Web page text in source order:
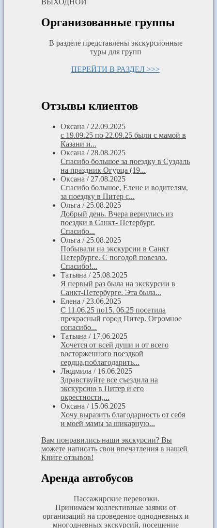
Организованные группы
В разделе представлены экскурсионные
туры для групп
ПЕРЕЙТИ В РАЗДЕЛ >>>
Отзывы клиентов
Оксана / 22.09.2025
с 19.09.25 по 22.09.25 были с мамой в
Казани и...
Оксана / 28.08.2025
Спасибо большое за поездку в Суздаль
на праздник Огурца (19...
Оксана / 27.08.2025
Спасибо большое, Елене и водителям,
за поездку в Питер с...
Ольга / 25.08.2025
Добрый день. Вчера вернулись из
поездки в Санкт- Петербург.
Спасибо...
Ольга / 25.08.2025
Побывали на экскурсии в Санкт
Петербурге. С погодой повезло.
Спасибо!...
Татьяна / 25.08.2025
Я первый раз была на экскурсии в
Санкт-Петербурге. Эта была...
Елена / 23.06.2025
С 11.06.25 по15. 06.25 посетила
прекрасный город Питер. Огромное
сопасибо...
Татьяна / 17.06.2025
Хочется от всей души и от всего
восторженного поездкой
сердца,поблагодарить...
Людмила / 16.06.2025
Здравствуйте все съездила на
экскурсию в Питер и его
окрестности,...
Оксана / 15.06.2025
Хочу выразить благодарность от себя
и моей мамы за шикарную...
Вам понравились наши экскурсии? Вы
можете написать свои впечатления в нашей
Книге отзывов!
Аренда автобусов
Пассажирские перевозки.
Принимаем коллективные заявки от
организаций на проведение однодневных и
многодневных экскурсий, посещение